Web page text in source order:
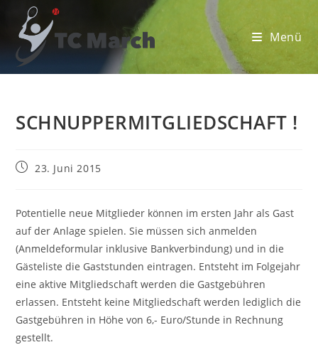
Inhalt
springen
Menü
SCHNUPPERMITGLIEDSCHAFT !
Beitrag23. Juni 2015
Potentielle neue Mitglieder können im ersten Jahr als Gast
auf der Anlage spielen. Sie müssen sich anmelden
(Anmeldeformular inklusive Bankverbindung) und in die
Gästeliste die Gaststunden eintragen. Entsteht im Folgejahr
eine aktive Mitgliedschaft werden die Gastgebühren
erlassen. Entsteht keine Mitgliedschaft werden lediglich die
Gastgebühren in Höhe von 6,- Euro/Stunde in Rechnung
gestellt.